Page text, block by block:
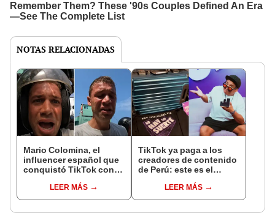
NOTAS RELACIONADAS
Mario Colomina, el
influencer español que
conquistó TikTok con
"Mi amor nació por la
gastronomía"
LEER MÁS
TikTok ya paga a los
creadores de contenido
de Perú: este es el
llegar a cobrar por 1.000
vistas
LEER MÁS